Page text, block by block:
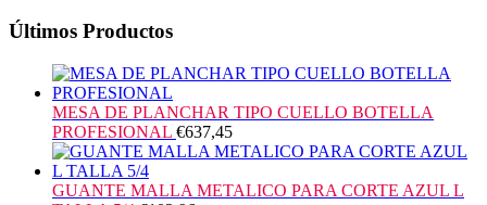
Últimos Productos
MESA DE PLANCHAR TIPO CUELLO BOTELLA
PROFESIONAL €637,45
GUANTE MALLA METALICO PARA CORTE AZUL L